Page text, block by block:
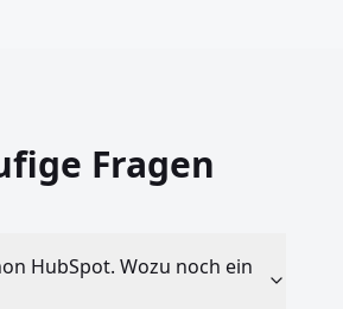
Fragen
HubSpot. Wozu noch ein